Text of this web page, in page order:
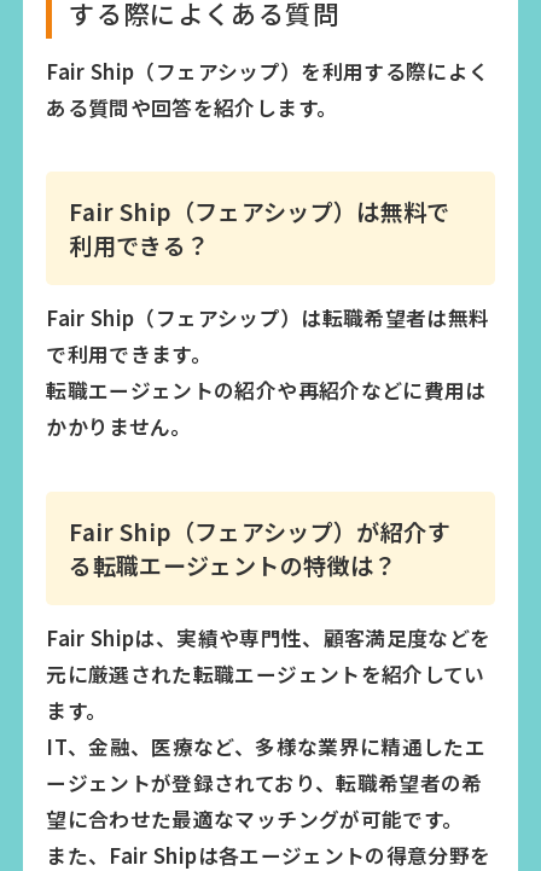
する際によくある質問
Fair Ship（フェアシップ）を利用する際によく
ある質問や回答を紹介します。
Fair Ship（フェアシップ）は無料で
利用できる？
Fair Ship（フェアシップ）は転職希望者は無料
で利用できます。
転職エージェントの紹介や再紹介などに費用は
かかりません。
Fair Ship（フェアシップ）が紹介す
る転職エージェントの特徴は？
Fair Shipは、実績や専門性、顧客満足度などを
元に厳選された転職エージェントを紹介してい
ます。
IT、金融、医療など、多様な業界に精通したエ
ージェントが登録されており、転職希望者の希
望に合わせた最適なマッチングが可能です。
また、Fair Shipは各エージェントの得意分野を